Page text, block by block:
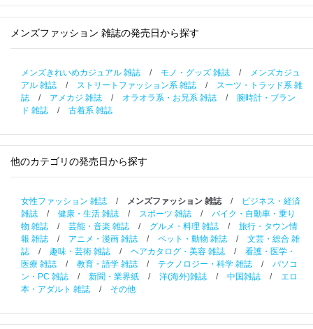
メンズファッション 雑誌の発売日から探す
メンズきれいめカジュアル 雑誌 / モノ・グッズ 雑誌 /
メンズカジュ
アル 雑誌
/ ストリートファッション系 雑誌 /
スーツ・トラッド系 雑
誌
/ アメカジ 雑誌 / オラオラ系・お兄系 雑誌 /
腕時計・ブラン
ド 雑誌
/ 古着系 雑誌
他のカテゴリの発売日から探す
女性ファッション 雑誌 / メンズファッション 雑誌 /
ビジネス・経済
雑誌
/ 健康・生活 雑誌 / スポーツ 雑誌 /
バイク・自動車・乗り
物 雑誌
/ 芸能・音楽 雑誌 / グルメ・料理 雑誌 /
旅行・タウン情
報 雑誌
/ アニメ・漫画 雑誌 / ペット・動物 雑誌 /
文芸・総合 雑
誌
/ 趣味・芸術 雑誌 / ヘアカタログ・美容 雑誌 /
看護・医学・
医療 雑誌
/ 教育・語学 雑誌 / テクノロジー・科学 雑誌 /
パソコ
ン・PC 雑誌
/ 新聞・業界紙 / 洋(海外)雑誌 / 中国雑誌 /
エロ
本・アダルト 雑誌
/ その他